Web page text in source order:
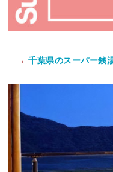
→ 千葉県のスーパー銭